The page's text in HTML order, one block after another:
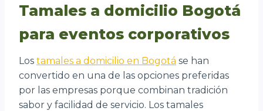
Tamales a domicilio Bogotá
para eventos corporativos
Los tamales a domicilio en Bogotá se han
convertido en una de las opciones preferidas
por las empresas porque combinan tradición
sabor y facilidad de servicio. Los tamales